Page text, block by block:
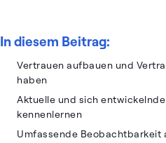
In diesem Beitrag:
Vertrauen aufbauen und
haben
Aktuelle und sich
kennenlernen
Umfassende Beobachtbarkeit